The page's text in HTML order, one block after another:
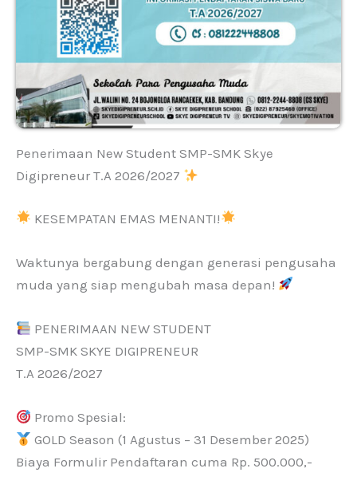
Penerimaan New Student SMP-SMK Skye
Digipreneur T.A 2026/2027
KESEMPATAN EMAS MENANTI!
Waktunya bergabung dengan generasi pengusaha
muda yang siap mengubah masa depan!
PENERIMAAN NEW STUDENT
SMP-SMK SKYE DIGIPRENEUR
T.A 2026/2027
Promo Spesial:
GOLD Season (1 Agustus – 31 Desember 2025)
Biaya Formulir Pendaftaran cuma Rp. 500.000,-